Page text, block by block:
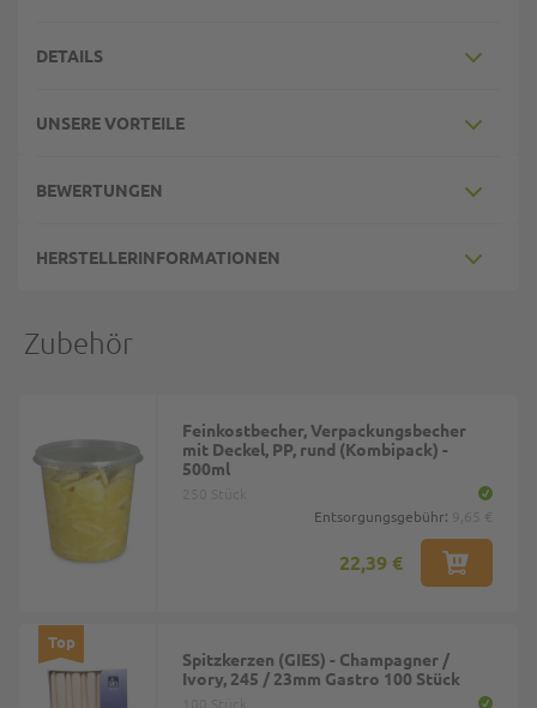
DETAILS
UNSERE VORTEILE
BEWERTUNGEN
HERSTELLERINFORMATIONEN
Zubehör
Feinkostbecher, Verpackungsbecher
mit Deckel, PP, rund (Kombipack) -
500ml
Entsorgungsgebühr:
22,39 €
Top
Spitzkerzen (GIES) - Champagner /
Ivory, 245 / 23mm Gastro 100 Stück